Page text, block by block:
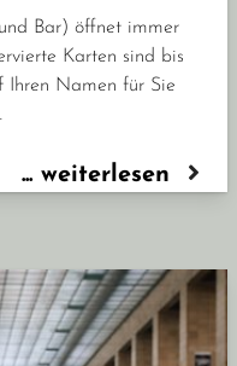
Bar) öffnet immer
Karten sind bis
Ihren Namen für Sie
... weiterlesen